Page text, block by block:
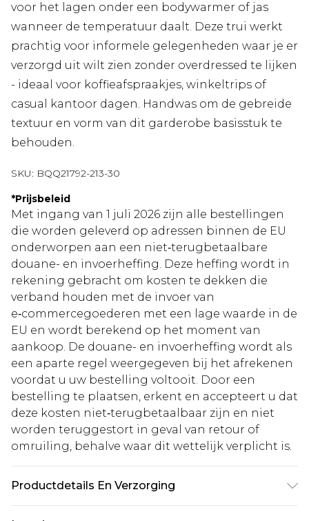
voor het lagen onder een bodywarmer of jas
wanneer de temperatuur daalt. Deze trui werkt
prachtig voor informele gelegenheden waar je er
verzorgd uit wilt zien zonder overdressed te lijken
- ideaal voor koffieafspraakjes, winkeltrips of
casual kantoor dagen. Handwas om de gebreide
textuur en vorm van dit garderobe basisstuk te
behouden.
SKU: BQQ21792-213-30
*Prijsbeleid
Met ingang van 1 juli 2026 zijn alle bestellingen
die worden geleverd op adressen binnen de EU
onderworpen aan een niet‑terugbetaalbare
douane- en invoerheffing. Deze heffing wordt in
rekening gebracht om kosten te dekken die
verband houden met de invoer van
e‑commercegoederen met een lage waarde in de
EU en wordt berekend op het moment van
aankoop. De douane- en invoerheffing wordt als
een aparte regel weergegeven bij het afrekenen
voordat u uw bestelling voltooit. Door een
bestelling te plaatsen, erkent en accepteert u dat
deze kosten niet‑terugbetaalbaar zijn en niet
worden teruggestort in geval van retour of
omruiling, behalve waar dit wettelijk verplicht is.
Productdetails En Verzorging